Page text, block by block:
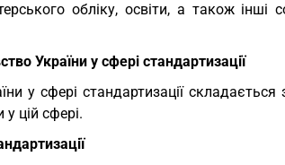
обліку, освіти, а також інші
України у сфері стандартизації
у сфері стандартизації
цій сфері.